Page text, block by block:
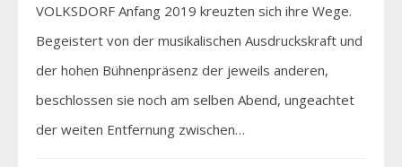
VOLKSDORF Anfang 2019 kreuzten sich ihre Wege.
Begeistert von der musikalischen Ausdruckskraft und
der hohen Bühnenpräsenz der jeweils anderen,
beschlossen sie noch am selben Abend, ungeachtet
der weiten Entfernung zwischen…